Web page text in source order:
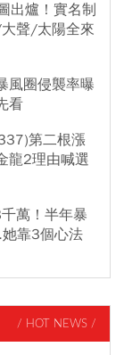
出爐！實名制
聲/太陽全來
風圈侵襲率曝
看
第二根漲
龍2理由喊選
萬！半年暴
靠3個心法
/ HOT NEWS /